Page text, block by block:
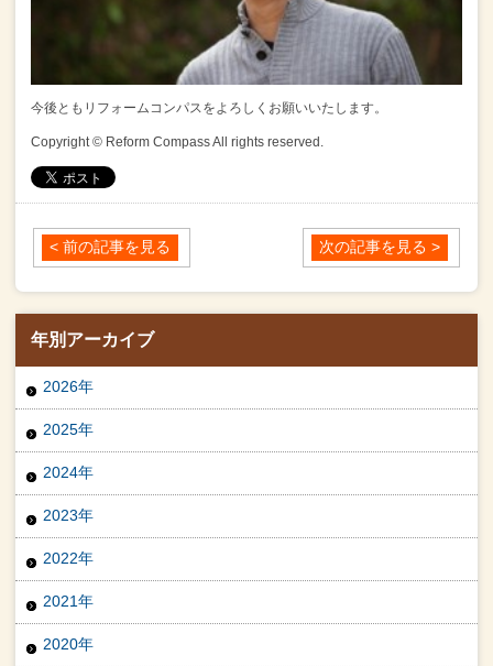
今後ともリフォームコンパスをよろしくお願いいたします。
Copyright © Reform Compass All rights reserved.
< 前の記事を見る 次の記事を見る >
年別アーカイブ
2026年
2025年
2024年
2023年
2022年
2021年
2020年